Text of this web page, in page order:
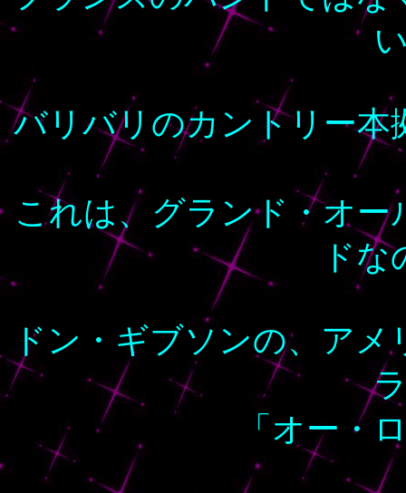
バリバリのカントリー
これは、グランド・オ
ド
ドン・ギブソンの、ア
「オー・